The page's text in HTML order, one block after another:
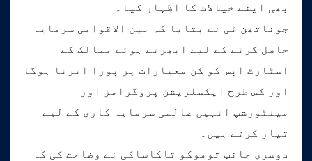
بھی اپنے خیالات کا اظہار کیا۔
جوناتھن ٹی نے بتایا کہ بین الاقوامی سرمایہ
حاصل کرنے کے لیے ابھرتے ہوئے ممالک کے
اسٹارٹ اپس کو کن معیارات پر پورا اترنا ہوگا
اور کس طرح ایکسلریشن پروگرامز اور
مینٹورشپ انہیں عالمی سرمایہ کاری کے لیے
تیار کرتے ہیں۔
دوسری جانب توموکو تاکاساکی نے وضاحت کی کہ